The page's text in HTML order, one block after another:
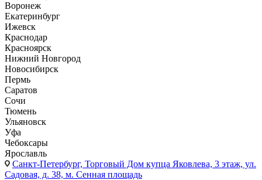
Воронеж
Екатеринбург
Ижевск
Краснодар
Красноярск
Нижний Новгород
Новосибирск
Пермь
Саратов
Сочи
Тюмень
Ульяновск
Уфа
Чебоксары
Ярославль
Санкт-Петербург, Торговый Дом купца Яковлева, 3 этаж, ул.
Садовая, д. 38, м. Сенная площадь